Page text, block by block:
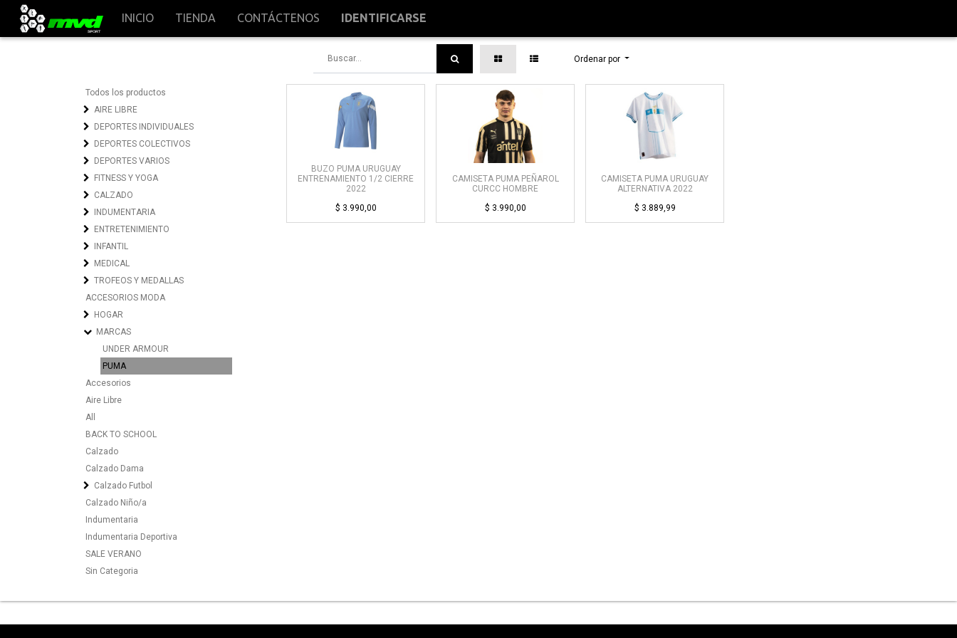
INICIO TIENDA CONTÁCTENOS IDENTIFICARSE
Ordenar por
Todos los productos
AIRE LIBRE
DEPORTES INDIVIDUALES
DEPORTES COLECTIVOS
DEPORTES VARIOS
FITNESS Y YOGA
CALZADO
INDUMENTARIA
ENTRETENIMIENTO
INFANTIL
MEDICAL
TROFEOS Y MEDALLAS
ACCESORIOS MODA
HOGAR
MARCAS
UNDER ARMOUR
PUMA
Accesorios
Aire Libre
All
BACK TO SCHOOL
Calzado
Calzado Dama
Calzado Futbol
Calzado Niño/a
Indumentaria
Indumentaria Deportiva
SALE VERANO
Sin Categoria
BUZO PUMA URUGUAY
ENTRENAMIENTO 1/2 CIERRE
2022
$ 3.990,00
CAMISETA PUMA PEÑAROL
CURCC HOMBRE
$ 3.990,00
CAMISETA PUMA URUGUAY
ALTERNATIVA 2022
$ 3.889,99